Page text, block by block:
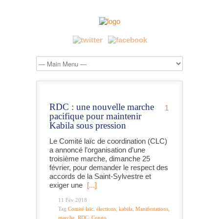
RDC : une nouvelle marche
pacifique pour maintenir
Kabila sous pression
1
Le Comité laïc de coordination (CLC)
a annoncé l’organisation d’une
troisième marche, dimanche 25
février, pour demander le respect des
accords de la Saint-Sylvestre et
exiger une [...]
11 Fév 2018
Tag Comité laïc élections kabila Manifestations
marche RDC; Congo